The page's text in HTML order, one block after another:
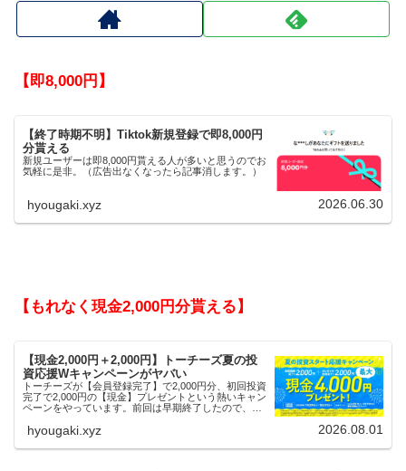
【即8,000円】
【終了時期不明】Tiktok新規登録で即8,000円
分貰える
新規ユーザーは即8,000円貰える人が多いと思うのでお
気軽に是非。（広告出なくなったら記事消します。）
hyougaki.xyz 2026.06.30
【もれなく現金2,000円分貰える】
【現金2,000円＋2,000円】トーチーズ夏の投
資応援Wキャンペーンがヤバい
トーチーズが【会員登録完了】で2,000円分、初回投資
完了で2,000円の【現金】プレゼントという熱いキャン
ペーンをやっています。前回は早期終了したので、使
hyougaki.xyz 2026.08.01